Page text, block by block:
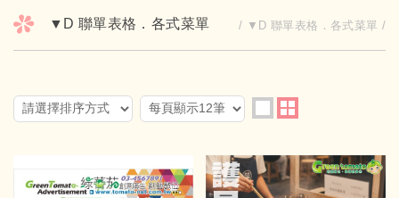
▼D 聯單表格．各式菜單 ▼D 聯單表格．各式菜單